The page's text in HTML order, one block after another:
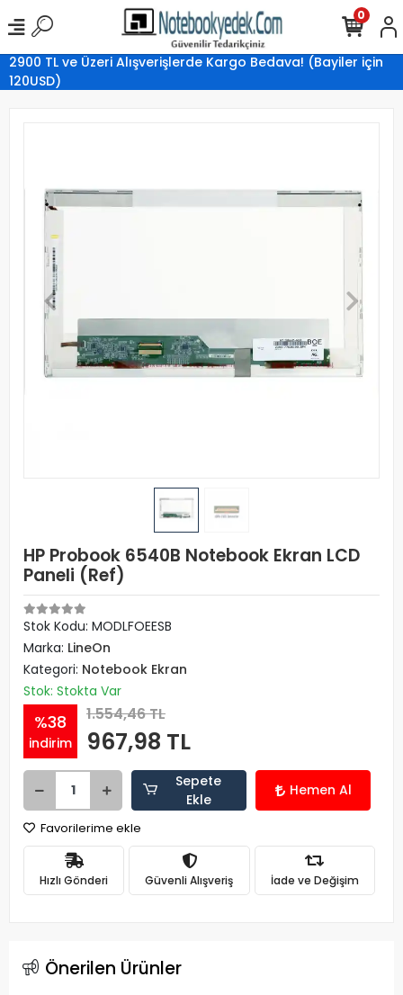
2900 TL ve Üzeri Alışverişlerde Kargo Bedava! (Bayiler için
120USD)
0
HP Probook 6540B Notebook Ekran LCD
Paneli (Ref)
Stok Kodu: MODLFOEESB
Marka: LineOn
Kategori: Notebook Ekran
Stok: Stokta Var
%38
indirim
1.554,46 TL
967,98 TL
Sepete
Ekle
Hemen Al
Favorilerime ekle
Hızlı Gönderi Güvenli Alışveriş İade ve Değişim
Önerilen Ürünler